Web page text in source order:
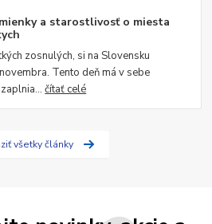
a starostlivosť o miesta
zosnulých, si na Slovensku
Tento deň má v sebe
čítať celé
všetky články